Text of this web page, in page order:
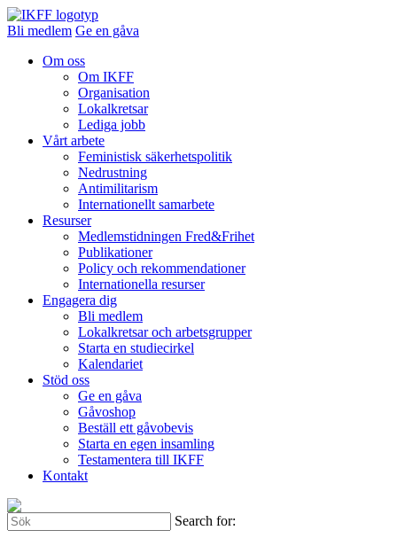
Bli medlem Ge en gåva
Om oss
Om IKFF
Organisation
Lokalkretsar
Lediga jobb
Vårt arbete
Feministisk säkerhetspolitik
Nedrustning
Antimilitarism
Internationellt samarbete
Resurser
Medlemstidningen Fred&Frihet
Publikationer
Policy och rekommendationer
Internationella resurser
Engagera dig
Bli medlem
Lokalkretsar och arbetsgrupper
Starta en studiecirkel
Kalendariet
Stöd oss
Ge en gåva
Gåvoshop
Beställ ett gåvobevis
Starta en egen insamling
Testamentera till IKFF
Kontakt
Search for: